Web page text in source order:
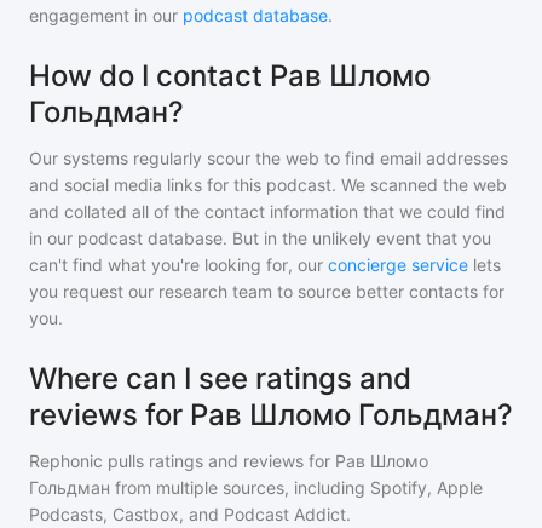
engagement in our podcast database.
How do I contact Рав Шломо
Гольдман?
Our systems regularly scour the web to find email addresses
and social media links for this podcast. We scanned the web
and collated all of the contact information that we could find
in our podcast database. But in the unlikely event that you
can't find what you're looking for, our concierge service lets
you request our research team to source better contacts for
you.
Where can I see ratings and
reviews for Рав Шломо Гольдман?
Rephonic pulls ratings and reviews for Рав Шломо
Гольдман from multiple sources, including Spotify, Apple
Podcasts, Castbox, and Podcast Addict.